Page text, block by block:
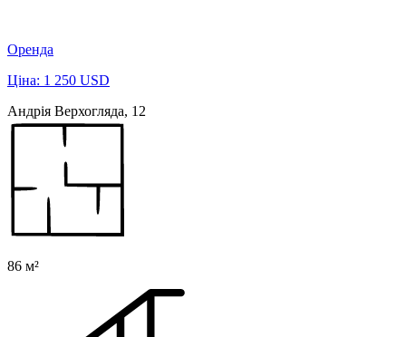
Оренда
Ціна: 1 250 USD
Андрія Верхогляда, 12
86 м²